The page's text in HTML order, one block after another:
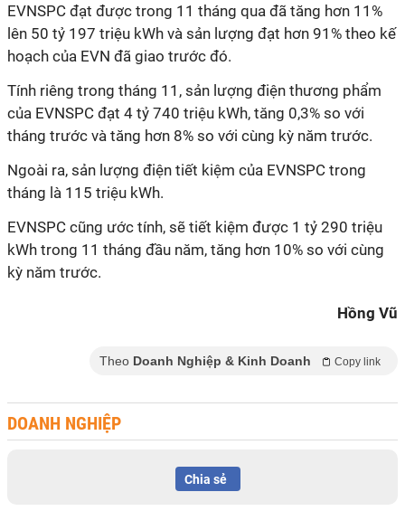
EVNSPC đạt được trong 11 tháng qua đã tăng hơn 11%
lên 50 tỷ 197 triệu kWh và sản lượng đạt hơn 91% theo kế
hoạch của EVN đã giao trước đó.
Tính riêng trong tháng 11, sản lượng điện thương phẩm
của EVNSPC đạt 4 tỷ 740 triệu kWh, tăng 0,3% so với
tháng trước và tăng hơn 8% so với cùng kỳ năm trước.
Ngoài ra, sản lượng điện tiết kiệm của EVNSPC trong
tháng là 115 triệu kWh.
EVNSPC cũng ước tính, sẽ tiết kiệm được 1 tỷ 290 triệu
kWh trong 11 tháng đầu năm, tăng hơn 10% so với cùng
kỳ năm trước.
Hồng Vũ
Theo Doanh Nghiệp & Kinh Doanh Copy link
DOANH NGHIỆP
Chia sẻ